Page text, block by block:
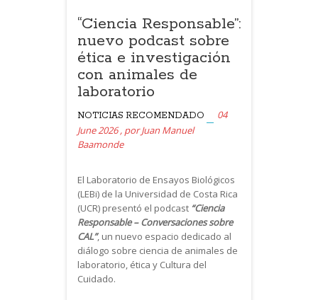
“Ciencia Responsable”:
nuevo podcast sobre
ética e investigación
con animales de
laboratorio
NOTICIAS RECOMENDADO
04
June 2026 , porJuan Manuel
Baamonde
El Laboratorio de Ensayos Biológicos
(LEBi) de la Universidad de Costa Rica
(UCR) presentó el podcast “Ciencia
Responsable – Conversaciones sobre
CAL”, un nuevo espacio dedicado al
diálogo sobre ciencia de animales de
laboratorio, ética y Cultura del
Cuidado.